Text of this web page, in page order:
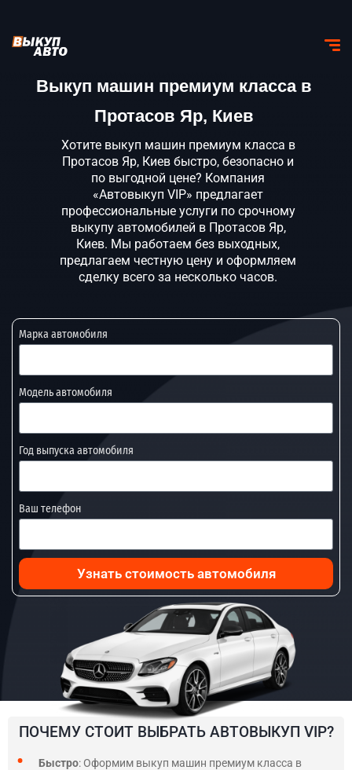
Выкуп машин премиум класса в
Протасов Яр, Киев
Хотите выкуп машин премиум класса в
Протасов Яр, Киев быстро, безопасно и
по выгодной цене? Компания
«Автовыкуп VIP» предлагает
профессиональные услуги по срочному
выкупу автомобилей в Протасов Яр,
Киев. Мы работаем без выходных,
предлагаем честную цену и оформляем
сделку всего за несколько часов.
Марка автомобиля
Модель автомобиля
Год выпуска автомобиля
Ваш телефон
Узнать стоимость автомобиля
ПОЧЕМУ СТОИТ ВЫБРАТЬ АВТОВЫКУП VIP?
Быстро: Оформим выкуп машин премиум класса в